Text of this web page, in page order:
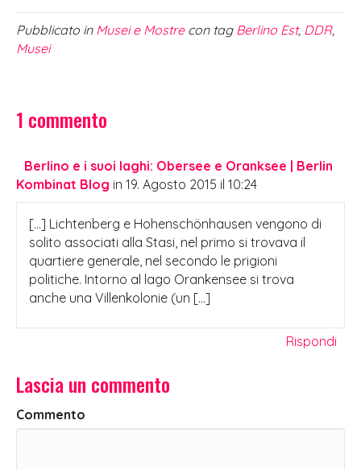
Pubblicato in Musei e Mostrecon tag Berlino Est, DDR,
Musei
1 commento
Berlino e i suoi laghi: Obersee e Oranksee | Berlin
Kombinat Blog in 19. Agosto 2015 il 10:24
[…] Lichtenberg e Hohenschönhausen vengono di
solito associati alla Stasi, nel primo si trovava il
quartiere generale, nel secondo le prigioni
politiche. Intorno al lago Orankensee si trova
anche una Villenkolonie (un […]
Rispondi
Lascia un commento
Commento